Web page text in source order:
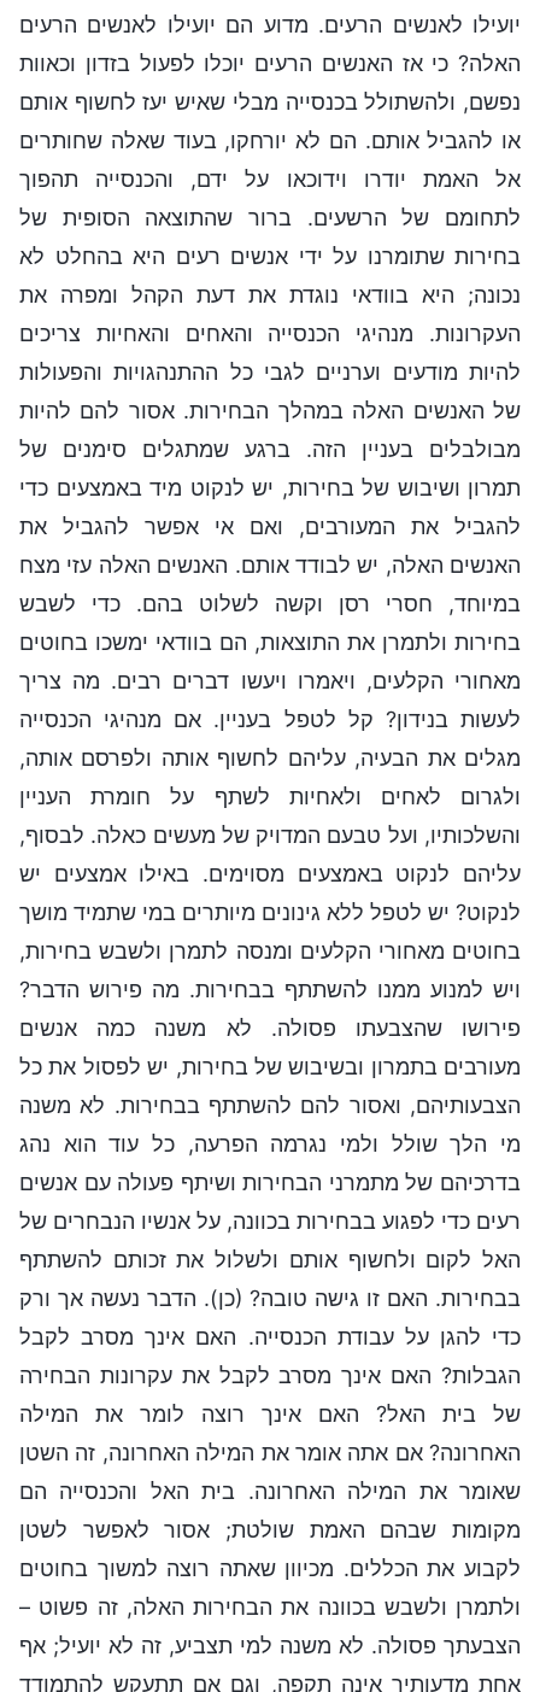
יועילו לאנשים הרעים. מדוע הם יועילו לאנשים הרעים
האלה? כי אז האנשים הרעים יוכלו לפעול בזדון וכאוות
נפשם, ולהשתולל בכנסייה מבלי שאיש יעז לחשוף אותם
או להגביל אותם. הם לא יורחקו, בעוד שאלה שחותרים
אל האמת יודרו וידוכאו על ידם, והכנסייה תהפוך
לתחומם של הרשעים. ברור שהתוצאה הסופית של
בחירות שתומרנו על ידי אנשים רעים היא בהחלט לא
נכונה; היא בוודאי נוגדת את דעת הקהל ומפרה את
העקרונות. מנהיגי הכנסייה והאחים והאחיות צריכים
להיות מודעים וערניים לגבי כל ההתנהגויות והפעולות
של האנשים האלה במהלך הבחירות. אסור להם להיות
מבולבלים בעניין הזה. ברגע שמתגלים סימנים של
תמרון ושיבוש של בחירות, יש לנקוט מיד באמצעים כדי
להגביל את המעורבים, ואם אי אפשר להגביל את
האנשים האלה, יש לבודד אותם. האנשים האלה עזי מצח
במיוחד, חסרי רסן וקשה לשלוט בהם. כדי לשבש
בחירות ולתמרן את התוצאות, הם בוודאי ימשכו בחוטים
מאחורי הקלעים, ויאמרו ויעשו דברים רבים. מה צריך
לעשות בנידון? קל לטפל בעניין. אם מנהיגי הכנסייה
מגלים את הבעיה, עליהם לחשוף אותה ולפרסם אותה,
ולגרום לאחים ולאחיות לשתף על חומרת העניין
והשלכותיו, ועל טבעם המדויק של מעשים כאלה. לבסוף,
עליהם לנקוט באמצעים מסוימים. באילו אמצעים יש
לנקוט? יש לטפל ללא גינונים מיותרים במי שתמיד מושך
בחוטים מאחורי הקלעים ומנסה לתמרן ולשבש בחירות,
ויש למנוע ממנו להשתתף בבחירות. מה פירוש הדבר?
פירושו שהצבעתו פסולה. לא משנה כמה אנשים
מעורבים בתמרון ובשיבוש של בחירות, יש לפסול את כל
הצבעותיהם, ואסור להם להשתתף בבחירות. לא משנה
מי הלך שולל ולמי נגרמה הפרעה, כל עוד הוא נהג
בדרכיהם של מתמרני הבחירות ושיתף פעולה עם אנשים
רעים כדי לפגוע בבחירות בכוונה, על אנשיו הנבחרים של
האל לקום ולחשוף אותם ולשלול את זכותם להשתתף
בבחירות. האם זו גישה טובה? (כן). הדבר נעשה אך ורק
כדי להגן על עבודת הכנסייה. האם אינך מסרב לקבל
הגבלות? האם אינך מסרב לקבל את עקרונות הבחירה
של בית האל? האם אינך רוצה לומר את המילה
האחרונה? אם אתה אומר את המילה האחרונה, זה השטן
שאומר את המילה האחרונה. בית האל והכנסייה הם
מקומות שבהם האמת שולטת; אסור לאפשר לשטן
לקבוע את הכללים. מכיוון שאתה רוצה למשוך בחוטים
ולתמרן ולשבש בכוונה את הבחירות האלה, זה פשוט –
הצבעתך פסולה. לא משנה למי תצביע, זה לא יועיל; אף
אחת מדעותיך אינה תקפה, וגם אם תתעקש להתמודד